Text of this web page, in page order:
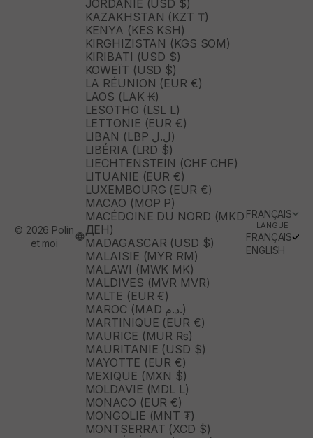
JORDANIE (USD $)
KAZAKHSTAN (KZT ₸)
KENYA (KES KSH)
KIRGHIZISTAN (KGS SOM)
KIRIBATI (USD $)
KOWEÏT (USD $)
LA RÉUNION (EUR €)
LAOS (LAK ₭)
LESOTHO (LSL L)
LETTONIE (EUR €)
LIBAN (LBP ل.ل)
LIBÉRIA (LRD $)
LIECHTENSTEIN (CHF CHF)
LITUANIE (EUR €)
LUXEMBOURG (EUR €)
MACAO (MOP P)
MACÉDOINE DU NORD (MKD
ДЕН)
MADAGASCAR (USD $)
MALAISIE (MYR RM)
MALAWI (MWK MK)
MALDIVES (MVR MVR)
MALTE (EUR €)
MAROC (MAD د.م.)
MARTINIQUE (EUR €)
MAURICE (MUR ₨)
MAURITANIE (USD $)
MAYOTTE (EUR €)
MEXIQUE (MXN $)
MOLDAVIE (MDL L)
MONACO (EUR €)
MONGOLIE (MNT ₮)
MONTSERRAT (XCD $)
FRANÇAIS
LANGUE
FRANÇAIS
ENGLISH
© 2026 Polín
et moi